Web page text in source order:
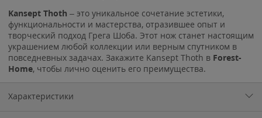
Kansept Thoth – это уникальное сочетание эстетики,
функциональности и мастерства, отразившее опыт и
творческий подход Грега Шоба. Этот нож станет настоящим
украшением любой коллекции или верным спутником в
повседневных задачах. Закажите Kansept Thoth в Forest-
Home, чтобы лично оценить его преимущества.
Характеристики